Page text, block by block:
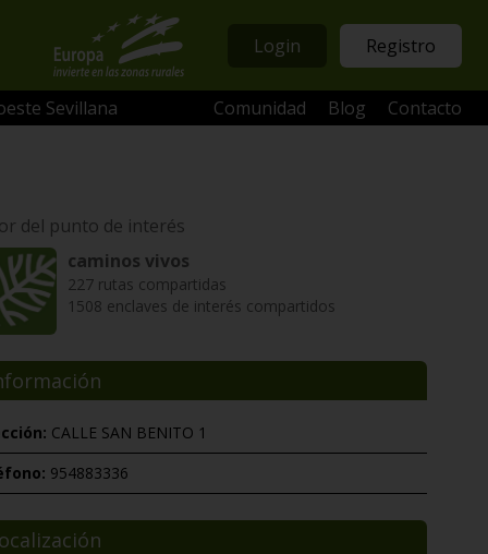
Login Registro
Sevillana Comunidad Blog Contacto
del punto de interés
caminos vivos
227 rutas compartidas
1508 enclaves de interés compartidos
CALLE SAN BENITO 1
954883336